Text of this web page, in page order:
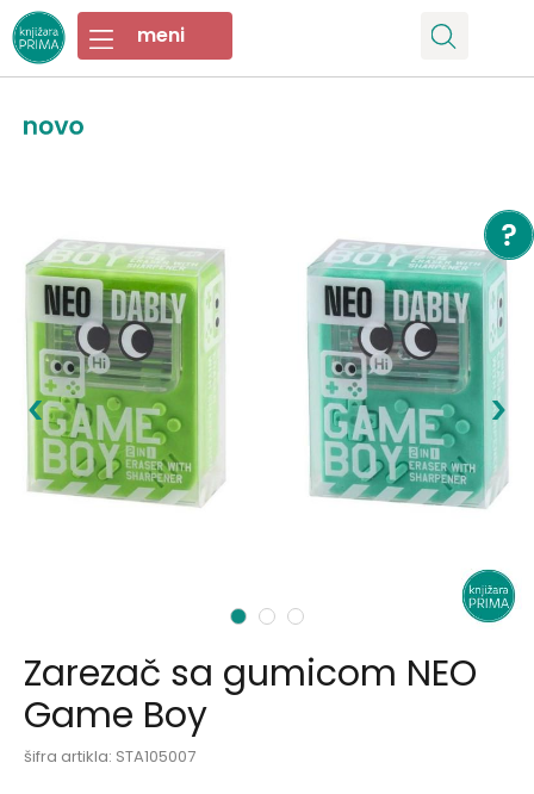
1 2 3
Zarezač sa gumicom NEO
Game Boy
šifra artikla: STA105007